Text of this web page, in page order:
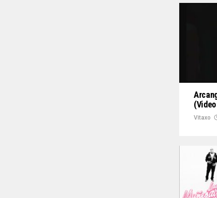
Vitaxo